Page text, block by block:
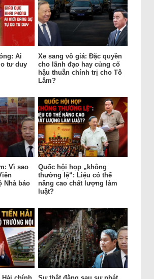
Ai
tư duy
Xe sang vô giá: Đặc quyền
cho lãnh đạo hay củng cố
hậu thuẫn chính trị cho Tô
Lâm?
Vì sao
Nhà báo
Quốc hội họp „không
thường lệ“: Liệu có thể
nâng cao chất lượng làm
luật?